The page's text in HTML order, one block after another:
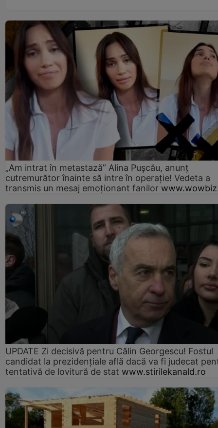
„Am intrat în metastază” Alina Pușcău, anunț
cutremurător înainte să intre în operație! Vedeta a
transmis un mesaj emoționant fanilor
UPDATE Zi decisivă pentru Călin Georgescu! Fostul
candidat la prezidențiale află dacă va fi judecat
tentativă de lovitură de stat www.stirilekanald.ro